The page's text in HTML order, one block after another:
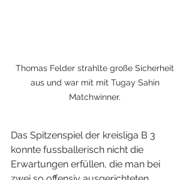
Thomas Felder strahlte große Sicherheit
aus und war mit mit Tugay Sahin
Matchwinner.
Das Spitzenspiel der kreisliga B 3
konnte fussballerisch nicht die
Erwartungen erfüllen, die man bei